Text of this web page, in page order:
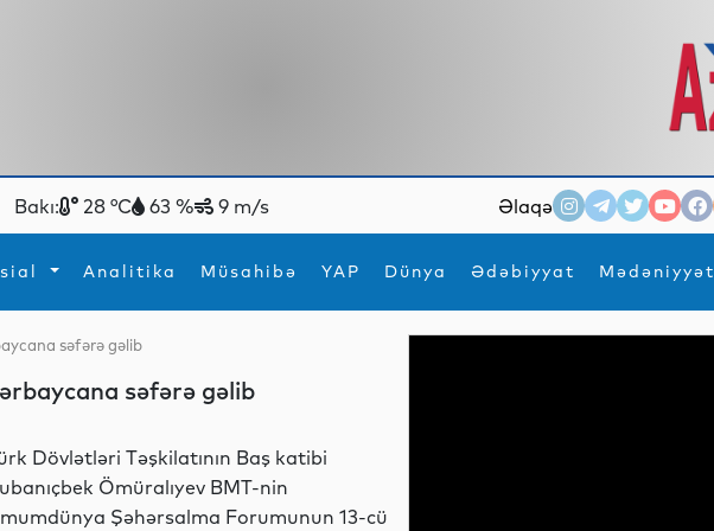
Bakı: 28 °C 63 % 9 m/s Əlaqə
Analitika Müsahibə YAP Dünya Ədəbiyyat Mədəniyyət
İdmanYeni texnologiyalar
səfərə gəlib
səfərə gəlib
Dövlətləri Təşkilatının Baş katibi
Ömüralıyev BMT-nin
Şəhərsalma Forumunun 13-cü